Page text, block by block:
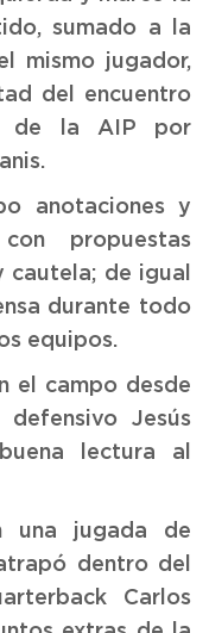
sumado a la
mismo jugador,
del encuentro
de la AIP por
anotaciones y
propuestas
cautela; de igual
durante todo
equipos.
el campo desde
Jesús
lectura al
una jugada de
dentro del
Carlos